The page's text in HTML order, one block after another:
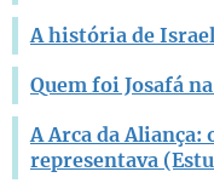
A história de
Quem foi Josafá
A Arca da Aliança:
representava